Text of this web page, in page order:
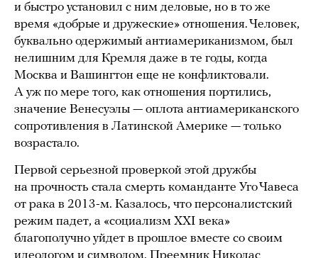
и быстро установил с ним деловые, но в то же
время «добрые и дружеские» отношения. Человек,
буквально одержимый антиамериканизмом, был
нелишним для Кремля даже в те годы, когда
Москва и Вашингтон еще не конфликтовали.
А уж по мере того, как отношения портились,
значение Венесуэлы — оплота антиамериканского
сопротивления в Латинской Америке — только
возрастало.
Первой серьезной проверкой этой дружбы
на прочность стала смерть команданте Уго Чавеса
от рака в 2013-м. Казалось, что персоналистский
режим падет, а «социализм XXI века»
благополучно уйдет в прошлое вместе со своим